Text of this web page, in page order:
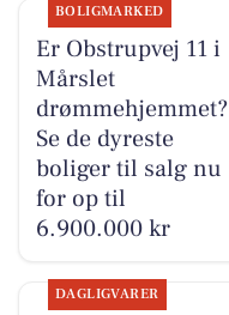
BOLIGMARKED
Er Obstrupvej 11 i
Mårslet
drømmehjemmet?
Se de dyreste
boliger til salg nu
for op til
6.900.000 kr
DAGLIGVARER